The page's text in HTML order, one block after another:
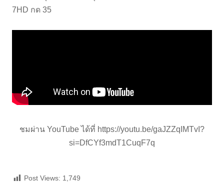
7HD กด 35
ชมผ่าน YouTube ได้ที่ https://youtu.be/gaJZZqIMTvI?
si=DfCYf3mdT1CuqF7q
Post Views: 1,749